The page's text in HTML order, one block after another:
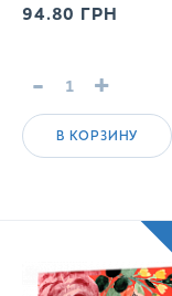
94.80 ГРН
- +
В КОРЗИНУ